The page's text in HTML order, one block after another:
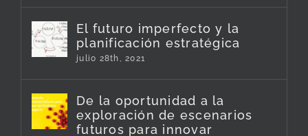
El futuro imperfecto y la
planificación estratégica
julio 28th, 2021
De la oportunidad a la
exploración de escenarios
futuros para innovar